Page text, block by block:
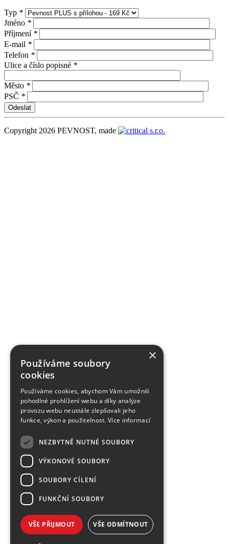
Typ *
Jméno *
Příjmení *
E-mail *
Telefon *
Ulice a číslo popisné *
Město *
PSČ *
Copyright 2026 PEVNOST, made
×
Používáme soubory
cookies
Používáme cookies, abychom Vám umožnili
pohodlné prohlížení webu a díky analýze
provozu webu neustále zlepšovali jeho
funkce, výkon a použitelnost.Více informací
NEZBYTNĚ NUTNÉ SOUBORY
VÝKONOVÉ SOUBORY
SOUBORY CÍLENÍ
FUNKČNÍ SOUBORY
VŠE PŘIJMOUT VŠE ODMÍTNOUT